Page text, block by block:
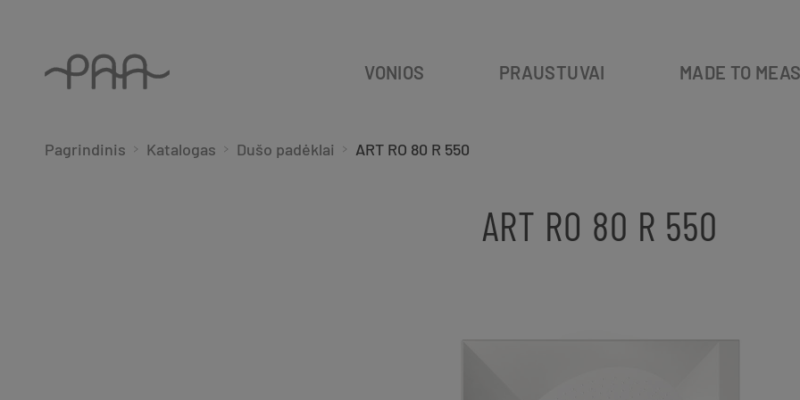
VONIOS PRAUSTUVAI MADE TO
Pagrindinis Katalogas Dušo padėklai ART RO 80 R 550
ART RO 80 R 550